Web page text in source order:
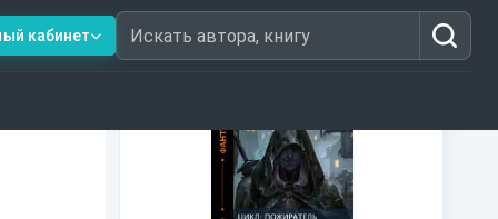
кабинет Искать автора, книгу
Книги из топ-100